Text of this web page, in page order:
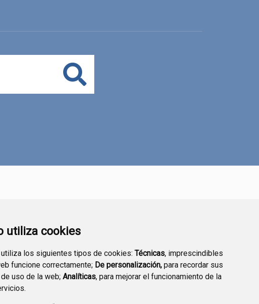
utiliza cookies
los siguientes tipos de cookies: Técnicas, imprescindibles
funcione correctamente; De personalización, para recordar sus
uso de la web; Analíticas, para mejorar el funcionamiento de la
Buscar
TRANSPARENCIA SEDE ELECTRÓNICA